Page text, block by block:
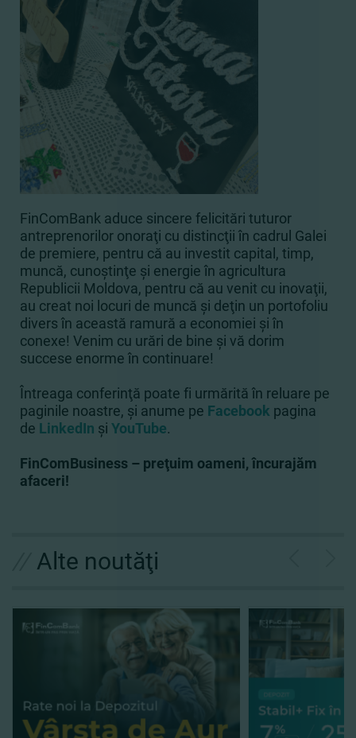
FinComBank aduce sincere felicitări tuturor
antreprenorilor onoraţi cu distincţii în cadrul Galei
de premiere, pentru că au investit capital, timp,
muncă, cunoştinţe şi energie în agricultura
Republicii Moldova, pentru că au venit cu inovaţii,
au creat noi locuri de muncă şi deţin un portofoliu
divers în această ramură a economiei şi în
conexe! Venim cu urări de bine şi vă dorim
succese enorme în continuare!
Întreaga conferinţă poate fi urmărită în reluare pe
paginile noastre, şi anume pe Facebook pagina
de LinkedIn şi YouTube.
FinComBusiness – preţuim oameni, încurajăm
afaceri!
Alte noutăţi